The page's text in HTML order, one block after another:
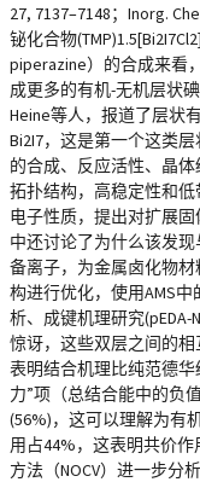
27, 7137–7148；Inorg.
铋化合物
piperazine）的合成来看
成更多的有机-无机层状
Heine等人，报道了层状
Bi2I7，这是第一个这类
的合成、反应活性、晶
拓扑结构，高稳定性和
电子性质，提出对扩展
中还讨论了为什么该发
备离子，为金属卤化物材
构进行优化，使用AMS
析、成键机理研究(pEDA-
惊讶，这些双层之间的
表明结合机理比纯范德华
力”项（总结合能中的负
(56%)，这可以理解为有
用占44%，这表明共价
方法（NOCV）进一步分